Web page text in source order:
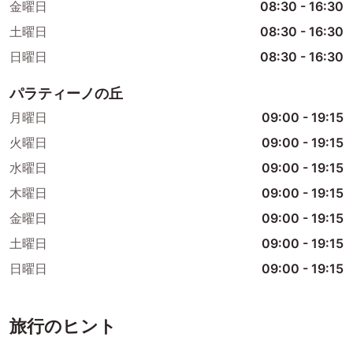
金曜日 08:30 - 16:30
土曜日
08:30 - 16:30
日曜日
08:30 - 16:30
パラティーノの丘
月曜日 09:00 - 19:15
火曜日
09:00 - 19:15
水曜日
09:00 - 19:15
木曜日
09:00 - 19:15
金曜日
09:00 - 19:15
土曜日
09:00 - 19:15
日曜日
09:00 - 19:15
旅行のヒント